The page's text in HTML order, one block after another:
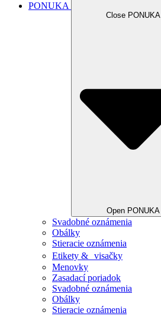
PONUKA
Close PONUKA
Open PONUKA
Svadobné oznámenia
Obálky
Stieracie oznámenia
Etikety & visačky
Menovky
Zasadací poriadok
Svadobné oznámenia
Obálky
Stieracie oznámenia